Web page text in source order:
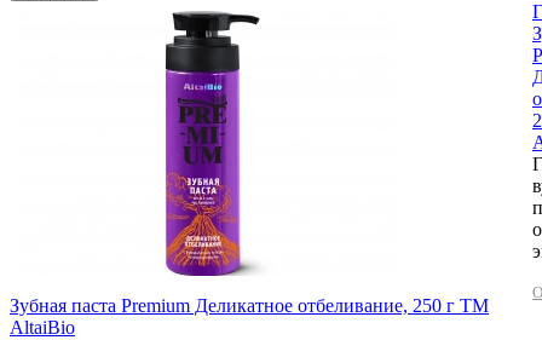
Зубная паста Premium Деликатное отбеливание, 250 г ТМ
AltaiBio